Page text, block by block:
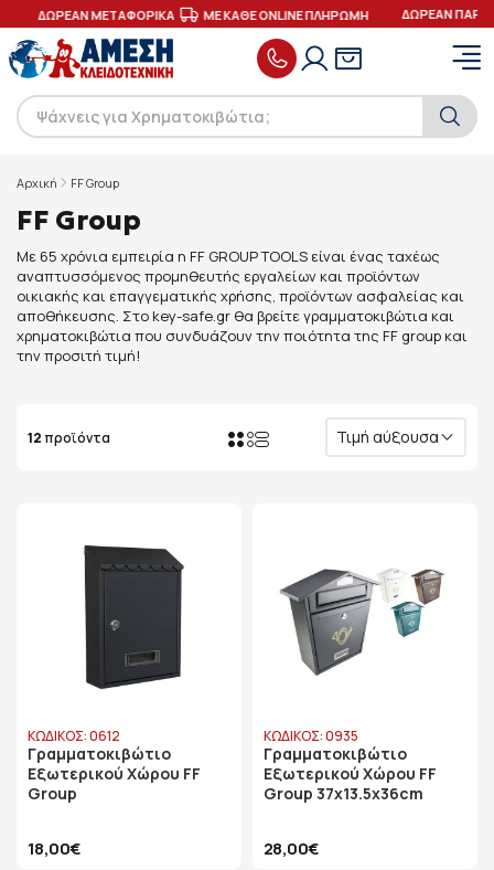
ΔΩΡΕΑΝ ΜΕΤΑΦΟΡΙΚΑ ΜΕ ΚΑΘΕ ONLINE ΠΛΗΡΩΜΗ ΔΩΡΕΑΝ
Αρχική FF Group
FF Group
Με 65 χρόνια εμπειρία η FF GROUP TOOLS είναι ένας ταχέως
αναπτυσσόμενος προμηθευτής εργαλείων και προϊόντων
οικιακής και επαγγεματικής χρήσης, προϊόντων ασφαλείας και
αποθήκευσης. Στο key-safe.gr θα βρείτε γραμματοκιβώτια και
χρηματοκιβώτια που συνδυάζουν την ποιότητα της FF group και
την προσιτή τιμή!
12 προϊόντα Τιμή αύξουσα
ΚΩΔΙΚΟΣ: 0612
Γραμματοκιβώτιο
Εξωτερικού Χώρου FF
Group
18,00€
ΚΩΔΙΚΟΣ: 0935
Γραμματοκιβώτιο
Εξωτερικού Χώρου FF
Group 37x13.5x36cm
28,00€